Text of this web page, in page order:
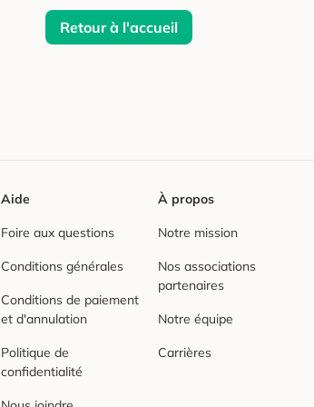
Retour à l'accueil
Aide
Foire aux questions
Conditions générales
Conditions de paiement
et d'annulation
Politique de
confidentialité
À propos
Notre mission
Nos associations
partenaires
Notre équipe
Carrières